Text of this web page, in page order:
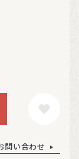
問い合わせ